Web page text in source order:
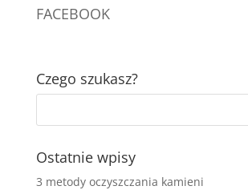
FACEBOOK
Czego szukasz?
Ostatnie wpisy
3 metody oczyszczania kamieni